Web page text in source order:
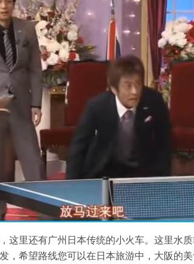
这里还有广州日本传统的小火车。这里水
，希望路线您可以在日本旅游中，大阪的